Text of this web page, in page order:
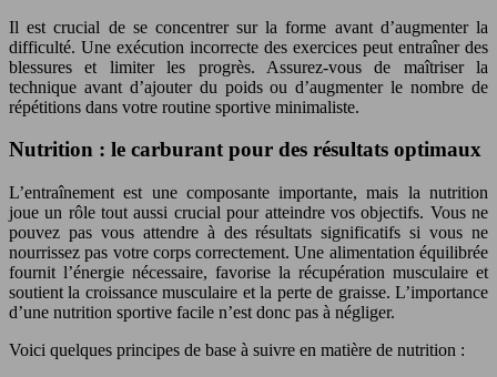
Il est crucial de se concentrer sur la forme avant d’augmenter la
difficulté. Une exécution incorrecte des exercices peut entraîner des
blessures et limiter les progrès. Assurez-vous de maîtriser la
technique avant d’ajouter du poids ou d’augmenter le nombre de
répétitions dans votre routine sportive minimaliste.
Nutrition : le carburant pour des résultats optimaux
L’entraînement est une composante importante, mais la nutrition
joue un rôle tout aussi crucial pour atteindre vos objectifs. Vous ne
pouvez pas vous attendre à des résultats significatifs si vous ne
nourrissez pas votre corps correctement. Une alimentation équilibrée
fournit l’énergie nécessaire, favorise la récupération musculaire et
soutient la croissance musculaire et la perte de graisse. L’importance
d’une nutrition sportive facile n’est donc pas à négliger.
Voici quelques principes de base à suivre en matière de nutrition :